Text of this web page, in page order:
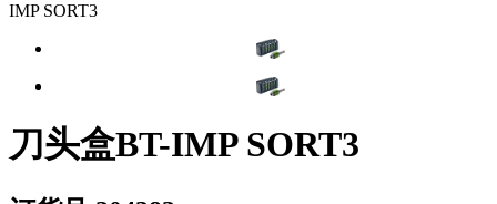
IMP SORT3
刀头盒BT-IMP SORT3